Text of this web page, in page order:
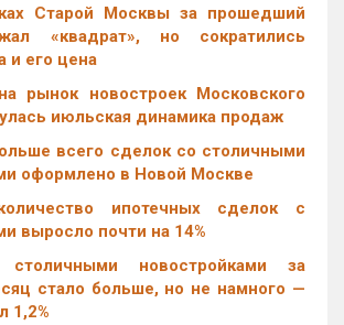
Старой Москвы за прошедший
«квадрат», но сократились
и его цена
рынок новостроек Московского
июльская динамика продаж
всего сделок со столичными
оформлено в Новой Москве
ипотечных сделок с
выросло почти на 14%
новостройками за
стало больше, но не намного —
1,2%